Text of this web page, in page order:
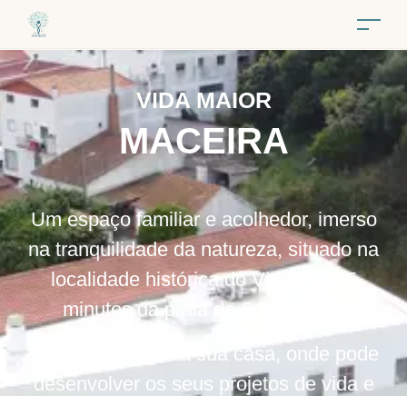
VIDA MAIOR
MACEIRA
Um espaço familiar e acolhedor, imerso
na tranquilidade da natureza, situado na
localidade histórica do Vimeiro, a 5
minutos da praia de Santa Cruz.
Faça deste lugar a sua casa, onde pode
desenvolver os seus projetos de vida e